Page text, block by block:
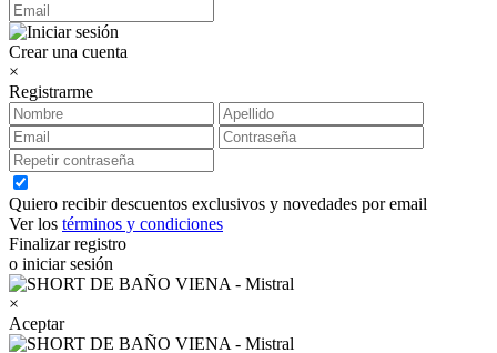
Crear una cuenta
×
Registrarme
Quiero recibir descuentos exclusivos y novedades por email
Ver los términos y condiciones
Finalizar registro
o iniciar sesión
×
Aceptar